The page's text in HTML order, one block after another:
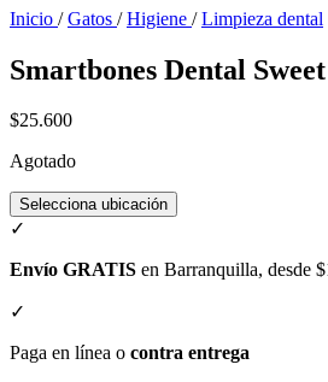
Inicio / Gatos / Higiene / Limpieza dental
Smartbones Dental
$25.600
Agotado
Selecciona ubicación
✓
Envío GRATIS en Barranquilla, desde
✓
Paga en línea o contra entrega